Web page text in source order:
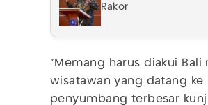
Rakor
"Memang harus diakui
wisatawan yang datang ke
penyumbang terbesar